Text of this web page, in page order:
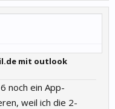
mit outlook
noch ein App-
weil ich die 2-